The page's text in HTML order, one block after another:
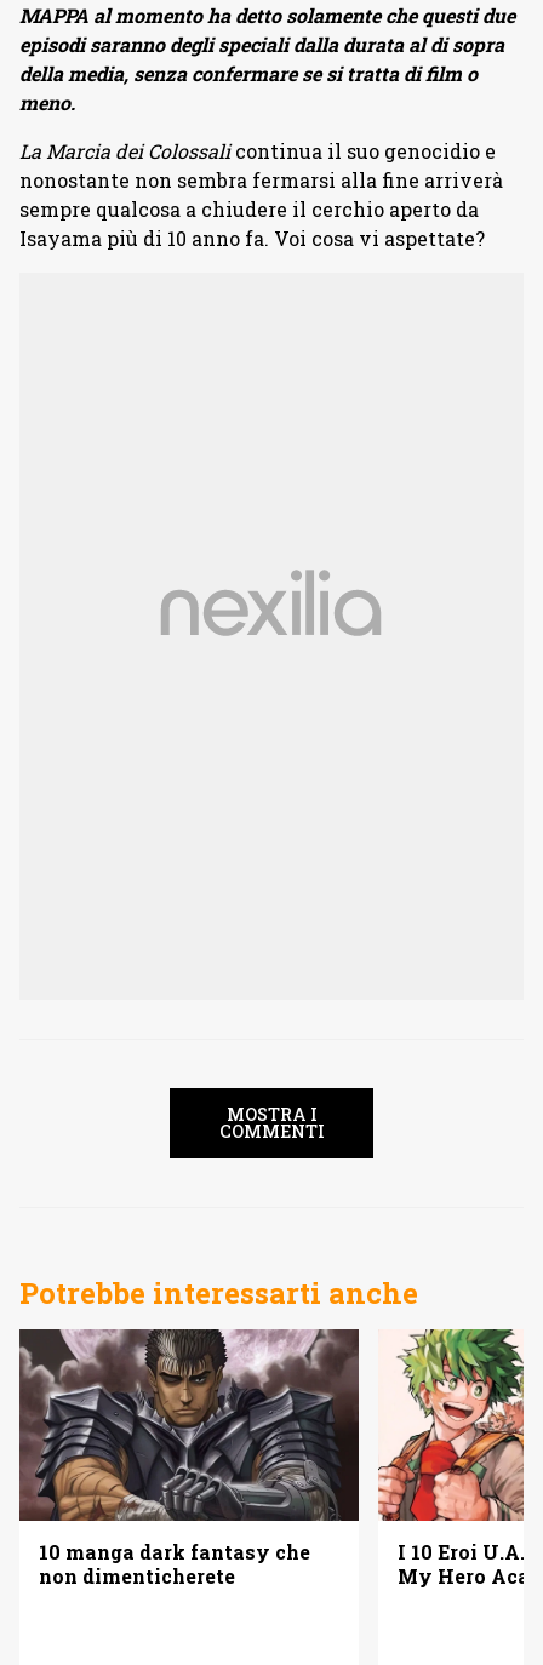
MAPPA al momento ha detto solamente che questi due
episodi saranno degli speciali dalla durata al di sopra
della media, senza confermare se si tratta di film o
meno.
La Marcia dei Colossalicontinua il suo genocidio e
nonostante non sembra fermarsi alla fine arriverà
sempre qualcosa a chiudere il cerchio aperto da
Isayama più di 10 anno fa. Voi cosa vi aspettate?
MOSTRA I
COMMENTI
Potrebbe interessarti anche
10 manga dark fantasy che
non dimenticherete
I 10 Eroi U.A.
My Hero